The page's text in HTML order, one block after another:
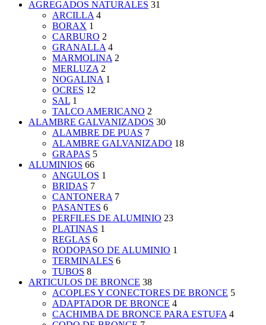
AGREGADOS NATURALES 31
ARCILLA 4
BORAX 1
CARBURO 2
GRANALLA 4
MARMOLINA 2
MERLUZA 2
NOGALINA 1
OCRES 12
SAL 1
TALCO AMERICANO 2
ALAMBRE GALVANIZADOS 30
ALAMBRE DE PUAS 7
ALAMBRE GALVANIZADO 18
GRAPAS 5
ALUMINIOS 66
ANGULOS 1
BRIDAS 7
CANTONERA 7
PASANTES 6
PERFILES DE ALUMINIO 23
PLATINAS 1
REGLAS 6
RODOPASO DE ALUMINIO 1
TERMINALES 6
TUBOS 8
ARTICULOS DE BRONCE 38
ACOPLES Y CONECTORES DE BRONCE 5
ADAPTADOR DE BRONCE 4
CACHIMBA DE BRONCE PARA ESTUFA 4